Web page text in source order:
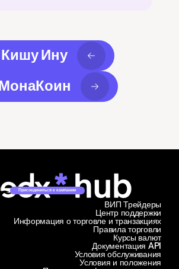
Кишу Ину
МонаКоин
Присоединиться к кампании
Центр поддержки
Информация о торговле и транзакциях
ВИП Трейдеры
Правила торговли
Курсы валют
Документация API
Условия обслуживания
Условия и положения